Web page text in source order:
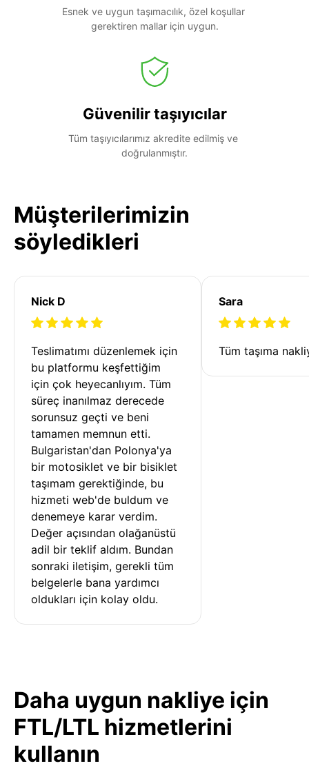
Esnek ve uygun taşımacılık, özel koşullar
gerektiren mallar için uygun.
Güvenilir taşıyıcılar
Tüm taşıyıcılarımız akredite edilmiş ve
doğrulanmıştır.
Müşterilerimizin
söyledikleri
Nick D
Teslimatımı düzenlemek için
bu platformu keşfettiğim
için çok heyecanlıyım. Tüm
süreç inanılmaz derecede
sorunsuz geçti ve beni
tamamen memnun etti.
Bulgaristan'dan Polonya'ya
bir motosiklet ve bir bisiklet
taşımam gerektiğinde, bu
hizmeti web'de buldum ve
denemeye karar verdim.
Değer açısından olağanüstü
adil bir teklif aldım. Bundan
sonraki iletişim, gerekli tüm
belgelerle bana yardımcı
oldukları için kolay oldu.
Sara
Tüm taşıma
Daha uygun nakliye için
FTL/LTL hizmetlerini
kullanın